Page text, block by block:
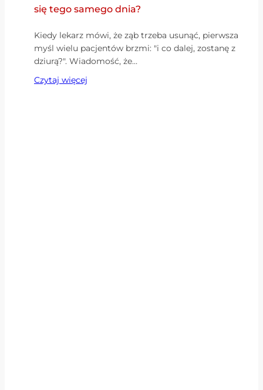
się tego samego dnia?
Kiedy lekarz mówi, że ząb trzeba usunąć, pierwsza
myśl wielu pacjentów brzmi: "i co dalej, zostanę z
dziurą?". Wiadomość, że…
Czytaj więcej